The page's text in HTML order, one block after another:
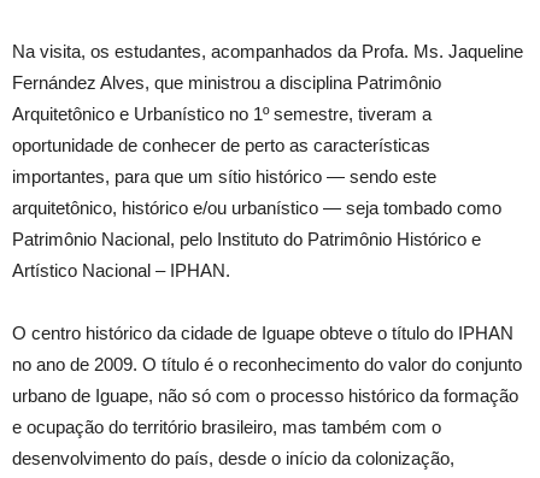
Na visita, os estudantes, acompanhados da Profa. Ms. Jaqueline
Fernández Alves, que ministrou a disciplina Patrimônio
Arquitetônico e Urbanístico no 1º semestre, tiveram a
oportunidade de conhecer de perto as características
importantes, para que um sítio histórico — sendo este
arquitetônico, histórico e/ou urbanístico — seja tombado como
Patrimônio Nacional, pelo Instituto do Patrimônio Histórico e
Artístico Nacional – IPHAN.
O centro histórico da cidade de Iguape obteve o título do IPHAN
no ano de 2009. O título é o reconhecimento do valor do conjunto
urbano de Iguape, não só com o processo histórico da formação
e ocupação do território brasileiro, mas também com o
desenvolvimento do país, desde o início da colonização,